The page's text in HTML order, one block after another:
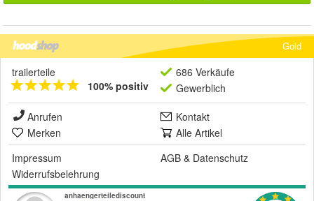
Gold
trailerteile
100% positiv
686 Verkäufe
Gewerblich
Anrufen
Kontakt
Merken
Alle Artikel
Impressum
AGB & Datenschutz
Widerrufsbelehrung